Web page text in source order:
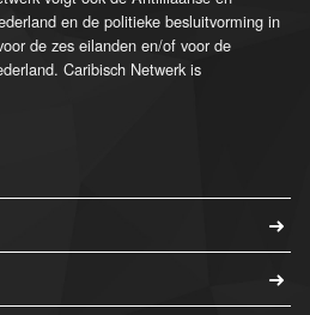
en de politieke besluitvorming in
de zes eilanden en/of voor de
Caribisch Netwerk is